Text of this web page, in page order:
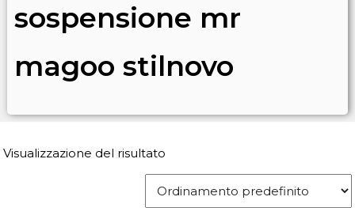
sospensione mr
magoo stilnovo
Visualizzazione del risultato